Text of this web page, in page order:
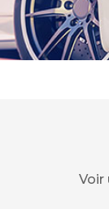
Voir